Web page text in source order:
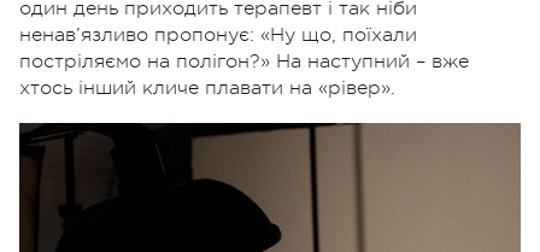
один день приходить терапевт і так ніби
ненав’язливо пропонує: «Ну що, поїхали
постріляємо на полігон?» На наступний – вже
хтось інший кличе плавати на «рівер».